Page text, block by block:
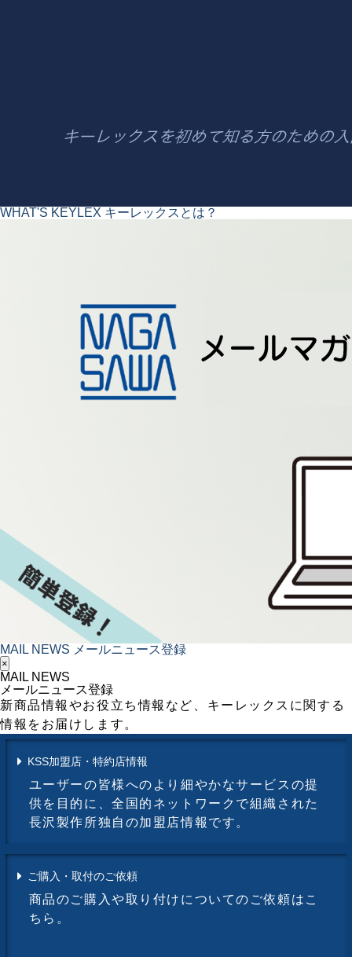
WHAT'S KEYLEX キーレックスとは？
MAIL NEWS メールニュース登録
×
MAIL NEWS
メールニュース登録
新商品情報やお役立ち情報など、キーレックスに関する
情報をお届けします。
KSS加盟店・特約店情報
ユーザーの皆様へのより細やかなサービスの提
供を目的に、全国的ネットワークで組織された
長沢製作所独自の加盟店情報です。
ご購入・取付のご依頼
商品のご購入や取り付けについてのご依頼はこ
ちら。